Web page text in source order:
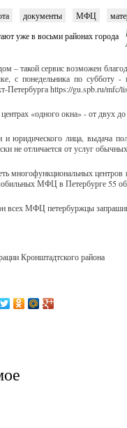
документы МФЦ
– такой сервис возможен
с понедельника по субботу -
Петербурга https://gu.spb.ru/mfc/
«одного окна» - от двух
и юридического лица, выдача
не отличается от услуг
многофункциональных
МФЦ в Петербурге 55
всех МФЦ петербуржцы
Кронштадтского района